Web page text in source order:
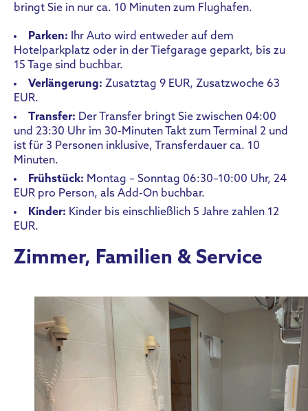
bringt Sie in nur ca. 10 Minuten zum Flughafen.
Parken: Ihr Auto wird entweder auf dem
Hotelparkplatz oder in der Tiefgarage geparkt, bis zu
15 Tage sind buchbar.
Verlängerung: Zusatztag 9 EUR, Zusatzwoche 63
EUR.
Transfer: Der Transfer bringt Sie zwischen 04:00
und 23:30 Uhr im 30-Minuten Takt zum Terminal 2 und
ist für 3 Personen inklusive, Transferdauer ca. 10
Minuten.
Frühstück: Montag – Sonntag 06:30–10:00 Uhr, 24
EUR pro Person, als Add-On buchbar.
Kinder: Kinder bis einschließlich 5 Jahre zahlen 12
EUR.
Zimmer, Familien & Service